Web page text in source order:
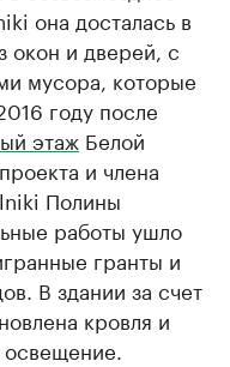
она досталась в
окон и дверей, с
мусора, которые
году после
этаж Белой
и члена
Полины
работы ушло
гранты и
В здании за счет
кровля и
освещение.